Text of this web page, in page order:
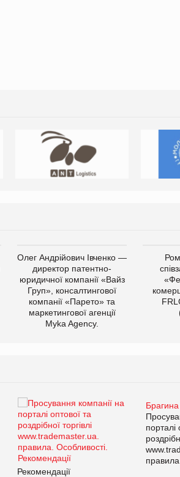
Олег Андрійович Івченко —
директор патентно-
юридичної компанії «Вайз
Груп», консалтингової
компанії «Парето» та
маркетингової агенції
Myka Agency.
порталі
Рекомендації